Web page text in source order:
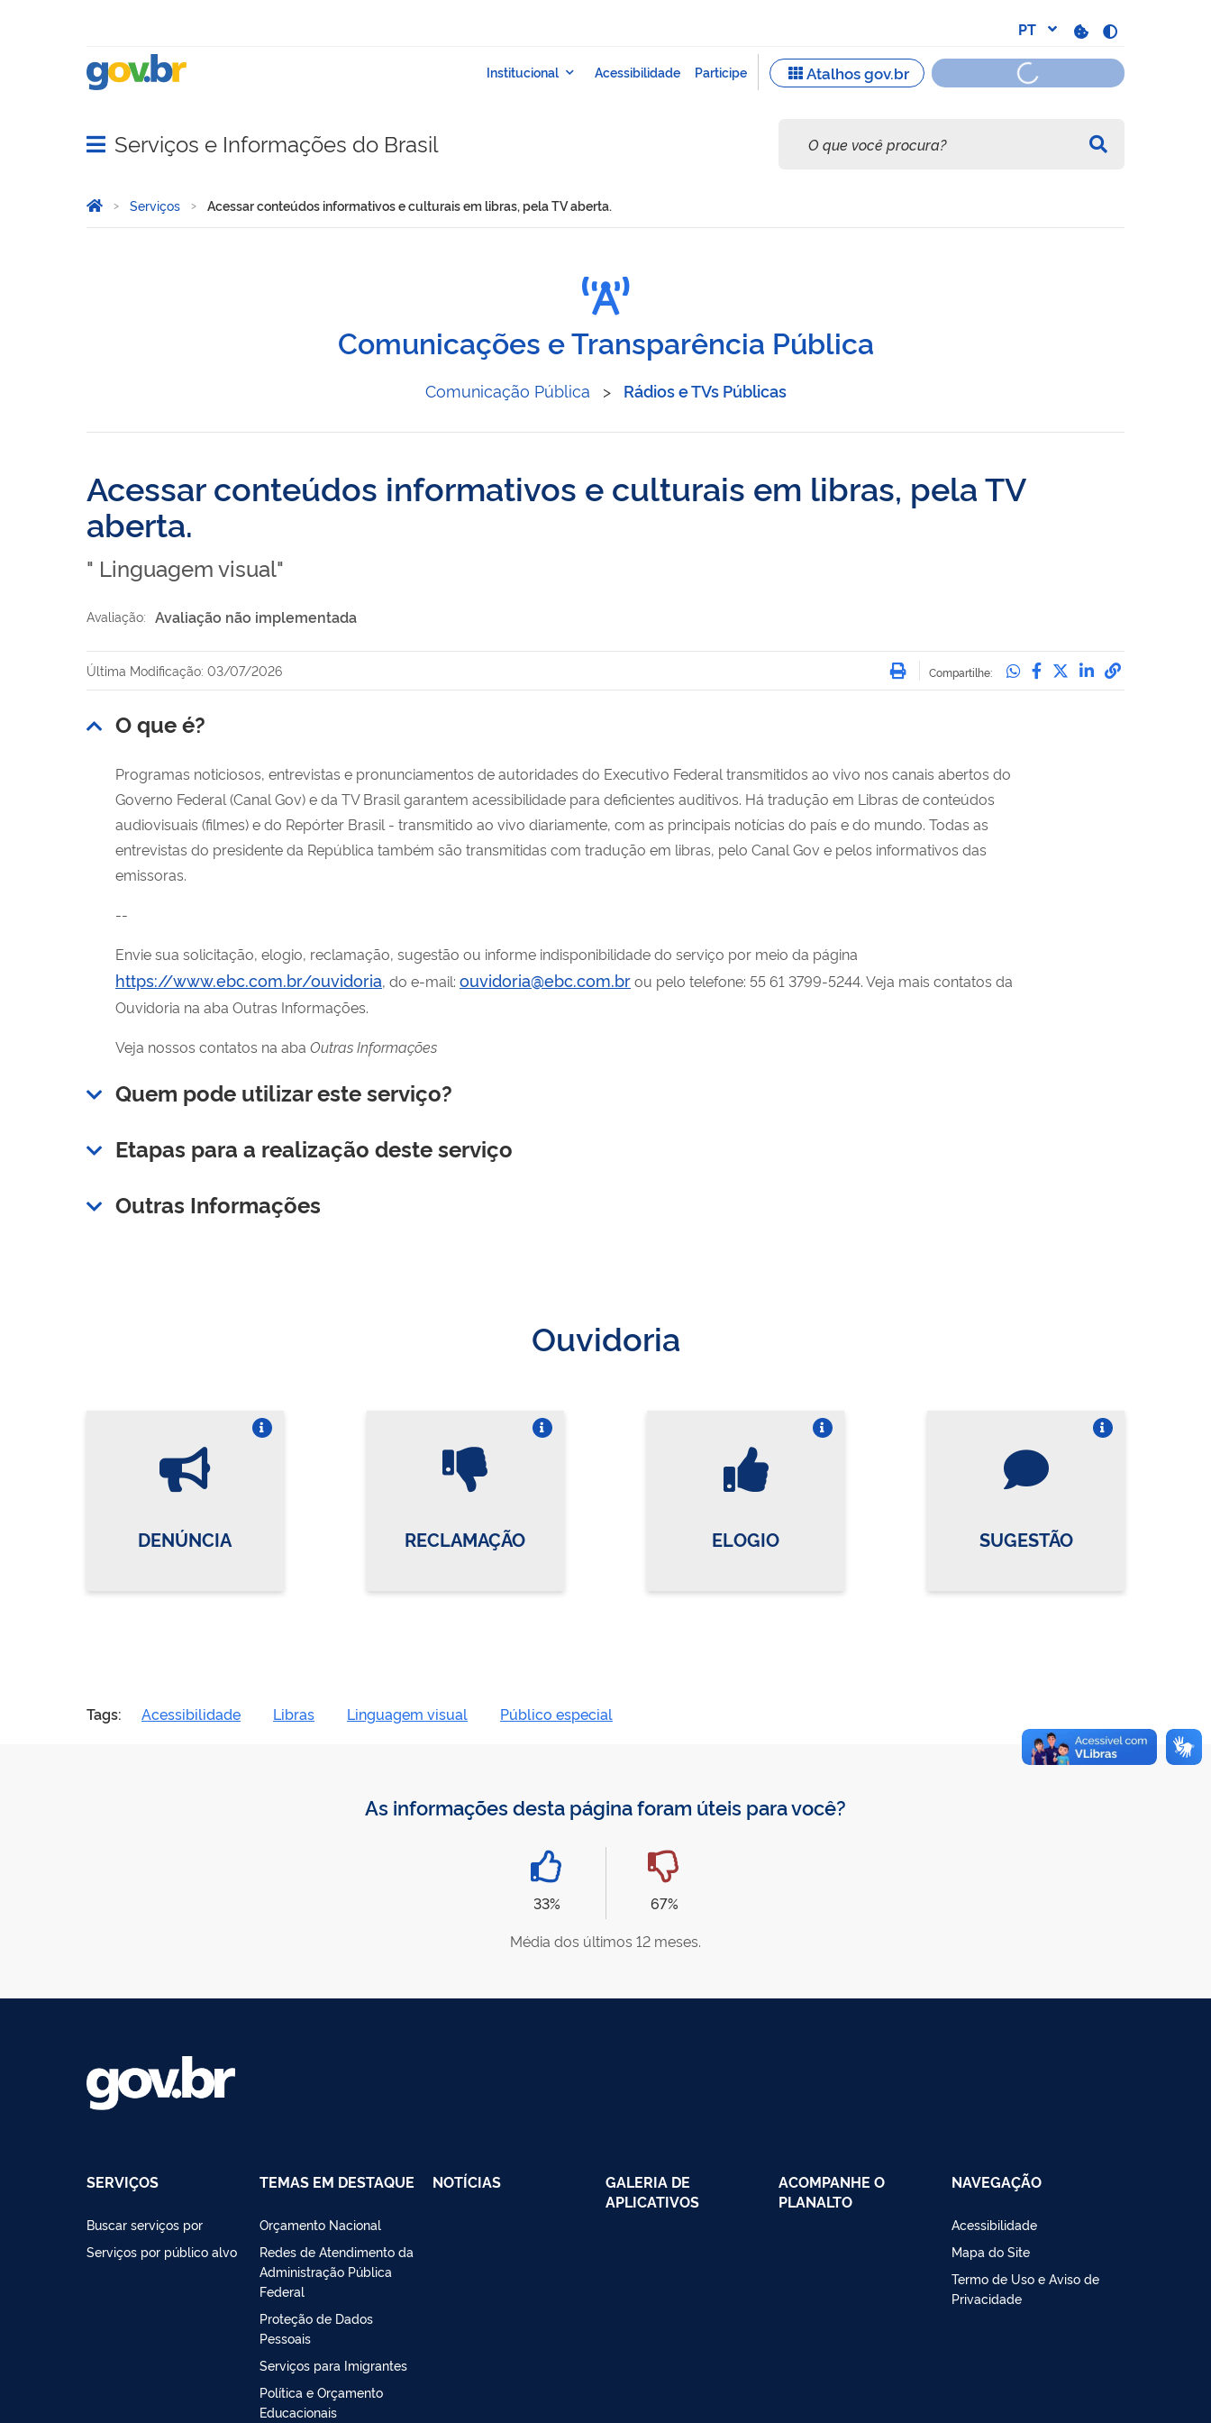
Abrir menu principal de navegação
Serviços e Informações do Brasil
Você está aqui:
Página Inicial
Serviços Acessar conteúdos informativos e culturais em libras, pela TV aberta.
Comunicações e Transparência Pública
Comunicação Pública > Rádios e TVs Públicas
Acessar conteúdos informativos e culturais em libras, pela TV
aberta.
" Linguagem visual"
Avaliação: Avaliação não implementada
Imprimir
Compartilhe: Compartilhe no
Compartilhe no
Compartilhe no
Compartilhe
Última Modificação: 03/07/2026
O que é?
Programas noticiosos, entrevistas e pronunciamentos de autoridades do Executivo Federal transmitidos ao vivo nos canais abertos do
Governo Federal (Canal Gov) e da TV Brasil garantem acessibilidade para deficientes auditivos. Há tradução em Libras de conteúdos
audiovisuais (filmes) e do Repórter Brasil - transmitido ao vivo diariamente, com as principais notícias do país e do mundo. Todas as
entrevistas do presidente da República também são transmitidas com tradução em libras, pelo Canal Gov e pelos informativos das
emissoras.
--
Envie sua solicitação, elogio, reclamação, sugestão ou informe indisponibilidade do serviço por meio da página
https://www.ebc.com.br/ouvidoria, do e-mail: ouvidoria@ebc.com.brou pelo telefone: 55 61 3799-5244. Veja mais contatos da
Ouvidoria na aba Outras Informações.
Veja nossos contatos na aba Outras Informações
Quem pode utilizar este serviço?
Etapas para a realização deste serviço
Outras Informações
Ouvidoria
DENÚNCIA RECLAMAÇÃO ELOGIO SUGESTÃO
Tags: Acessibilidade Libras Linguagem visual Público especial
As informações desta página foram úteis para você?
33%
67%
Média dos últimos 12 meses.
SERVIÇOS
Buscar serviços por
Serviços por público alvo
TEMAS EM DESTAQUE
Orçamento Nacional
Redes de Atendimento da
Administração Pública
Federal
Proteção de Dados
Pessoais
Serviços para Imigrantes
Política e Orçamento
Educacionais
NOTÍCIAS
GALERIA DE
APLICATIVOS
ACOMPANHE O
PLANALTO
NAVEGAÇÃO
Acessibilidade
Mapa do Site
Termo de Uso e Aviso de
Privacidade